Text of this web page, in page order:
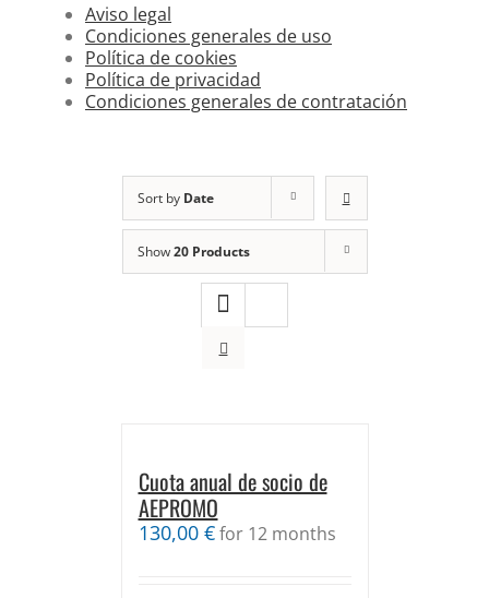
Aviso legal
Condiciones generales de uso
Política de cookies
Política de privacidad
Condiciones generales de contratación
Sort by Date
Show20 Products
Cuota anual de socio de
AEPROMO
130,00 €for 12 months